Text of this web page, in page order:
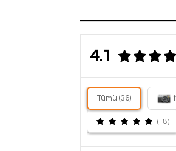
4.1
Tümü (36)
(18)